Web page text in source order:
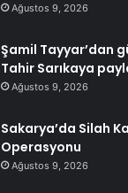
Ağustos 9, 2026
Şamil Tayyar’dan
Tahir Sarıkaya
Ağustos 9, 2026
Sakarya’da Silah
Operasyonu
Ağustos 9, 2026